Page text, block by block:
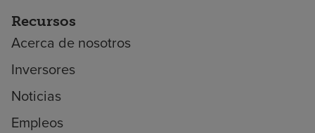
Recursos
Acerca de nosotros
Inversores
Noticias
Empleos